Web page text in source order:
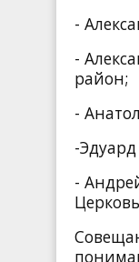
-
-
район;
-
-
-